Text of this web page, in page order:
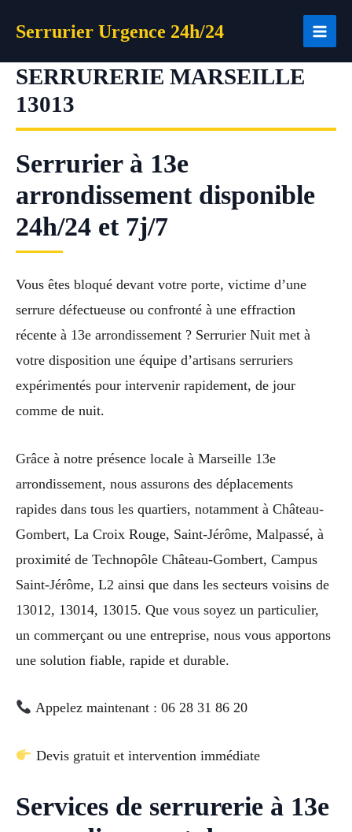
Serrurier Urgence 24h/24
SERRURERIE MARSEILLE
13013
Serrurier à 13e
arrondissement disponible
24h/24 et 7j/7
Vous êtes bloqué devant votre porte, victime d’une
serrure défectueuse ou confronté à une effraction
récente à 13e arrondissement ? Serrurier Nuit met à
votre disposition une équipe d’artisans serruriers
expérimentés pour intervenir rapidement, de jour
comme de nuit.
Grâce à notre présence locale à Marseille 13e
arrondissement, nous assurons des déplacements
rapides dans tous les quartiers, notamment à Château-
Gombert, La Croix Rouge, Saint-Jérôme, Malpassé, à
proximité de Technopôle Château-Gombert, Campus
Saint-Jérôme, L2 ainsi que dans les secteurs voisins de
13012, 13014, 13015. Que vous soyez un particulier,
un commerçant ou une entreprise, nous vous apportons
une solution fiable, rapide et durable.
Appelez maintenant : 06 28 31 86 20
Devis gratuit et intervention immédiate
Services de serrurerie à 13e